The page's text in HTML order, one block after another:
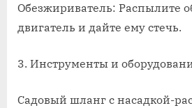
Обезжириватель: Распылите
двигатель и дайте ему стечь.
3. Инструменты и
Садовый шланг с насадкой-